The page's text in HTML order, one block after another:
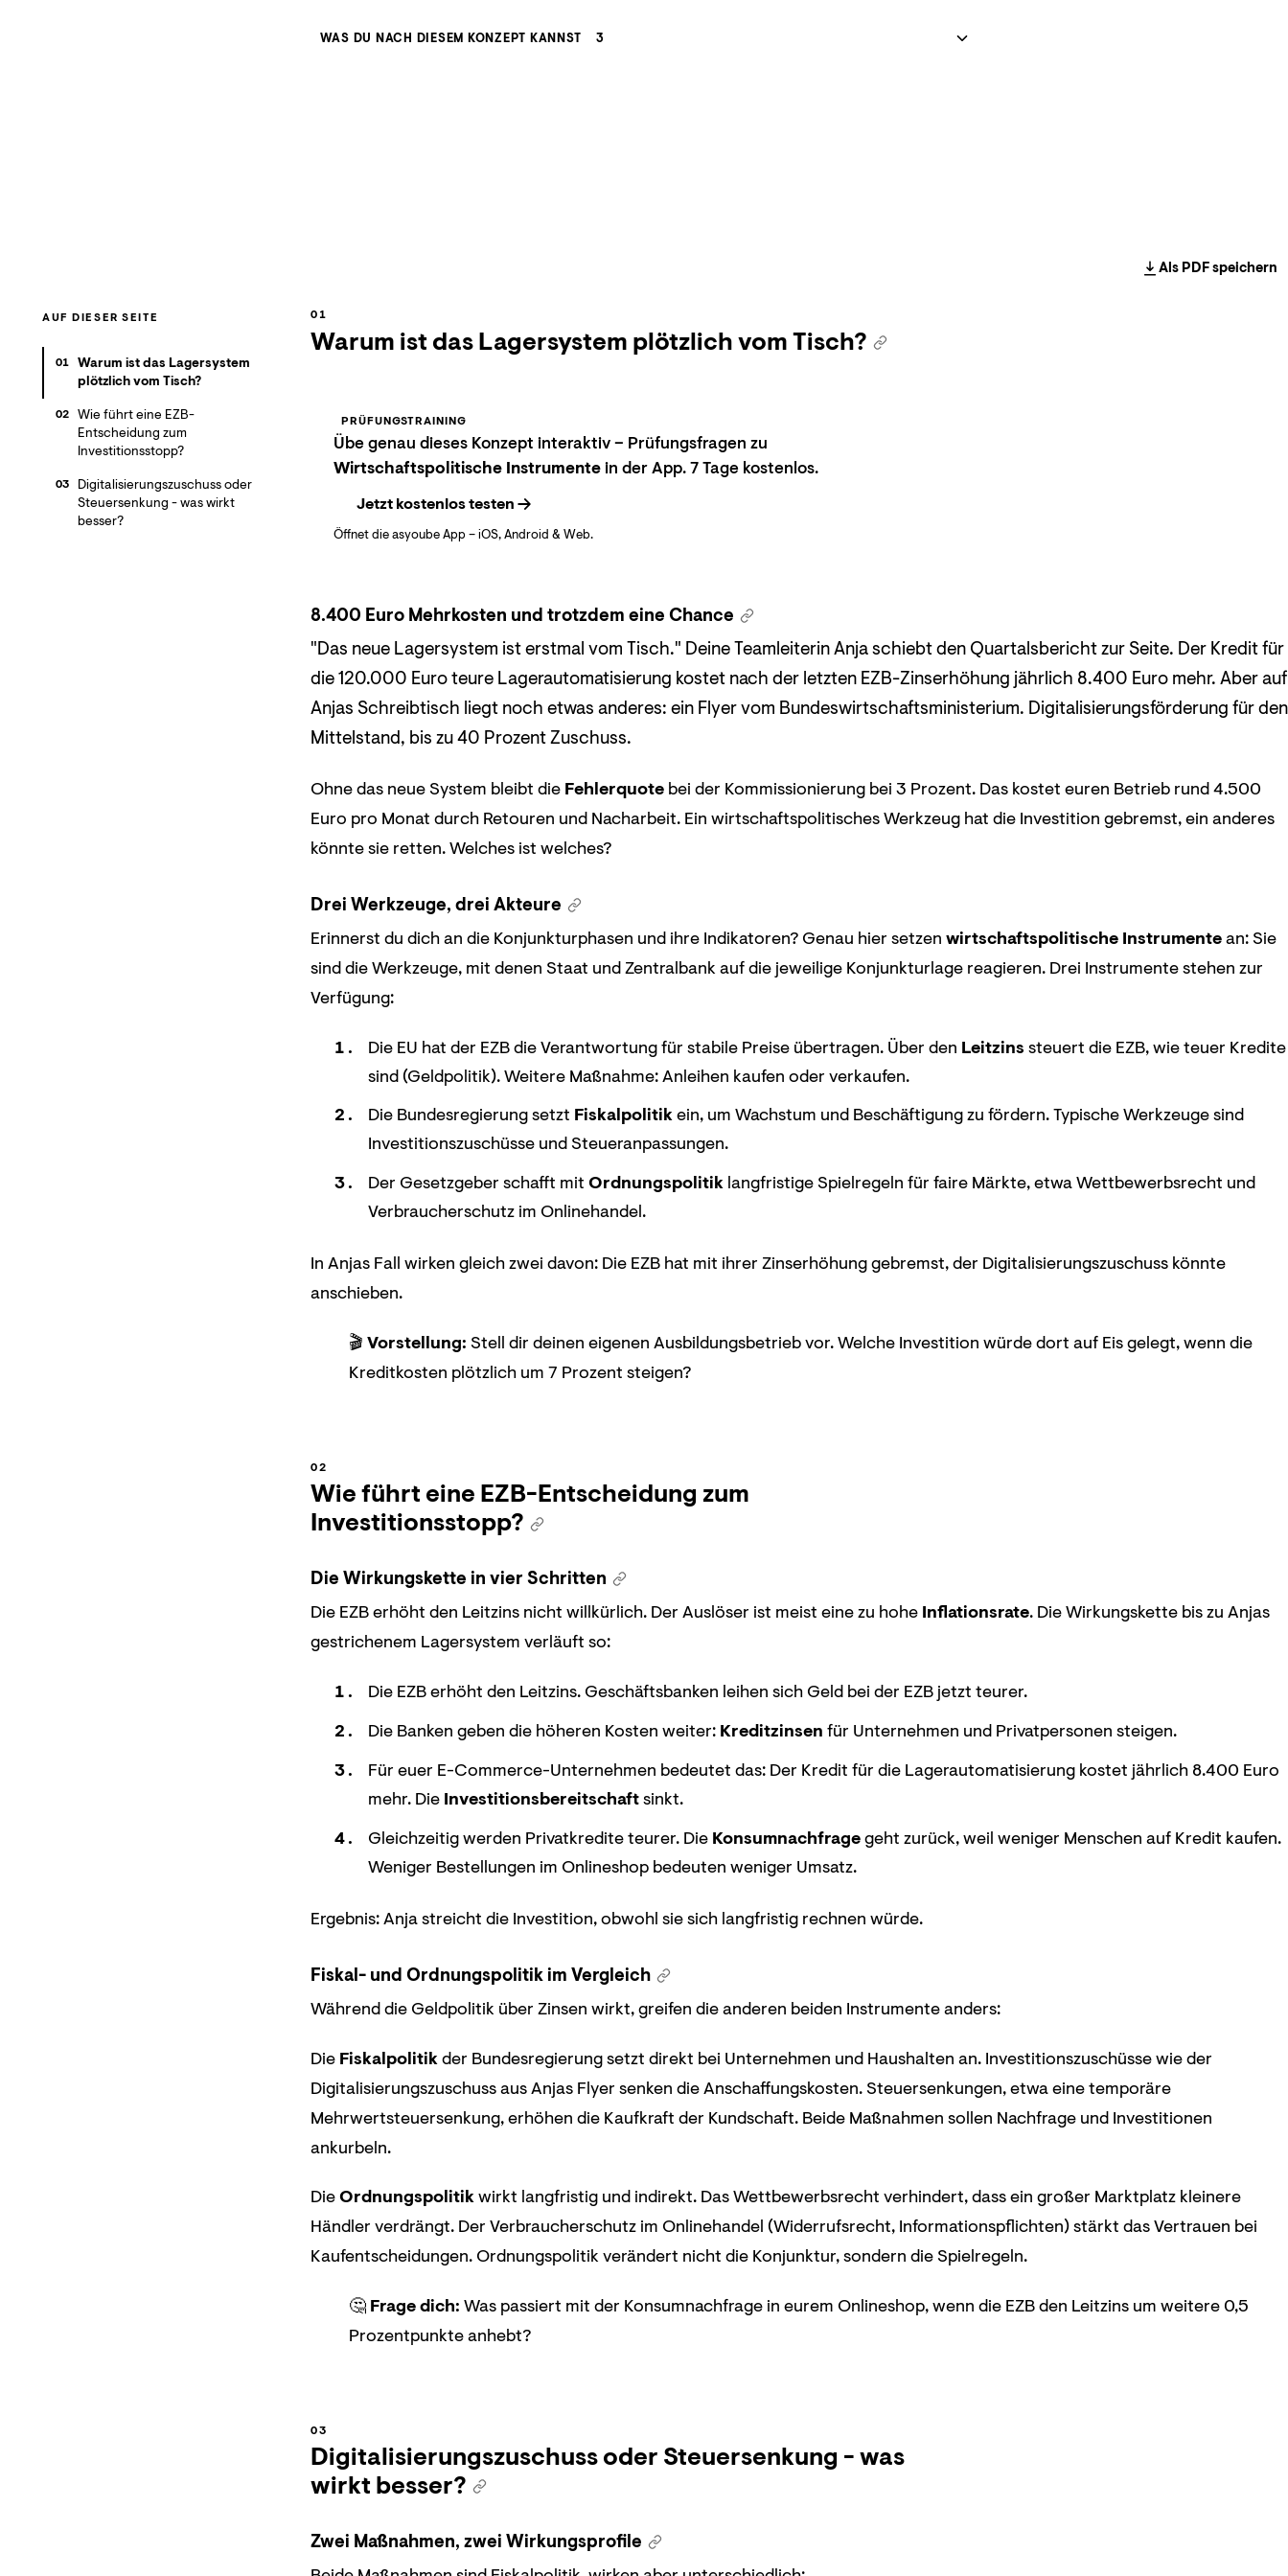
WAS DU NACH DIESEM KONZEPT KANNST 3
Als PDF speichern
Warum ist das Lagersystem plötzlich vom Tisch?
PRÜFUNGSTRAINING
Übe genau dieses Konzept interaktiv – Prüfungsfragen zu
Wirtschaftspolitische Instrumentein der App. 7 Tage kostenlos.
Jetzt kostenlos testen
Öffnet die asyoube App – iOS, Android & Web.
8.400 Euro Mehrkosten und trotzdem eine Chance
"Das neue Lagersystem ist erstmal vom Tisch." Deine Teamleiterin Anja schiebt den Quartalsbericht zur Seite. Der Kredit für
die 120.000 Euro teure Lagerautomatisierung kostet nach der letzten EZB-Zinserhöhung jährlich 8.400 Euro mehr. Aber auf
Anjas Schreibtisch liegt noch etwas anderes: ein Flyer vom Bundeswirtschaftsministerium. Digitalisierungsförderung für den
Mittelstand, bis zu 40 Prozent Zuschuss.
Ohne das neue System bleibt die Fehlerquote bei der Kommissionierung bei 3 Prozent. Das kostet euren Betrieb rund 4.500
Euro pro Monat durch Retouren und Nacharbeit. Ein wirtschaftspolitisches Werkzeug hat die Investition gebremst, ein anderes
könnte sie retten. Welches ist welches?
Drei Werkzeuge, drei Akteure
Erinnerst du dich an die Konjunkturphasen und ihre Indikatoren? Genau hier setzen wirtschaftspolitische Instrumentean: Sie
sind die Werkzeuge, mit denen Staat und Zentralbank auf die jeweilige Konjunkturlage reagieren. Drei Instrumente stehen zur
Verfügung:
Die EU hat der EZB die Verantwortung für stabile Preise übertragen. Über den Leitzins steuert die EZB, wie teuer Kredite
sind (Geldpolitik). Weitere Maßnahme: Anleihen kaufen oder verkaufen.
Die Bundesregierung setzt Fiskalpolitikein, um Wachstum und Beschäftigung zu fördern. Typische Werkzeuge sind
Investitionszuschüsse und Steueranpassungen.
Der Gesetzgeber schafft mitOrdnungspolitik langfristige Spielregeln für faire Märkte, etwa Wettbewerbsrecht und
Verbraucherschutz im Onlinehandel.
In Anjas Fall wirken gleich zwei davon: Die EZB hat mit ihrer Zinserhöhung gebremst, der Digitalisierungszuschuss könnte
anschieben.
🎬 Vorstellung: Stell dir deinen eigenen Ausbildungsbetrieb vor. Welche Investition würde dort auf Eis gelegt, wenn die
Kreditkosten plötzlich um 7 Prozent steigen?
Wie führt eine EZB-Entscheidung zum
Investitionsstopp?
Die Wirkungskette in vier Schritten
Die EZB erhöht den Leitzins nicht willkürlich. Der Auslöser ist meist eine zu hohe Inflationsrate. Die Wirkungskette bis zu Anjas
gestrichenem Lagersystem verläuft so:
Die EZB erhöht den Leitzins. Geschäftsbanken leihen sich Geld bei der EZB jetzt teurer.
Die Banken geben die höheren Kosten weiter: Kreditzinsen für Unternehmen und Privatpersonen steigen.
Für euer E-Commerce-Unternehmen bedeutet das: Der Kredit für die Lagerautomatisierung kostet jährlich 8.400 Euro
mehr. Die Investitionsbereitschaftsinkt.
Gleichzeitig werden Privatkredite teurer. Die Konsumnachfragegeht zurück, weil weniger Menschen auf Kredit kaufen.
Weniger Bestellungen im Onlineshop bedeuten weniger Umsatz.
Ergebnis: Anja streicht die Investition, obwohl sie sich langfristig rechnen würde.
Fiskal- und Ordnungspolitik im Vergleich
Während die Geldpolitik über Zinsen wirkt, greifen die anderen beiden Instrumente anders:
Die Fiskalpolitikder Bundesregierung setzt direkt bei Unternehmen und Haushalten an. Investitionszuschüsse wie der
Digitalisierungszuschuss aus Anjas Flyer senken die Anschaffungskosten. Steuersenkungen, etwa eine temporäre
Mehrwertsteuersenkung, erhöhen die Kaufkraft der Kundschaft. Beide Maßnahmen sollen Nachfrage und Investitionen
ankurbeln.
DieOrdnungspolitikwirkt langfristig und indirekt. Das Wettbewerbsrecht verhindert, dass ein großer Marktplatz kleinere
Händler verdrängt. Der Verbraucherschutz im Onlinehandel (Widerrufsrecht, Informationspflichten) stärkt das Vertrauen bei
Kaufentscheidungen. Ordnungspolitik verändert nicht die Konjunktur, sondern die Spielregeln.
🤔 Frage dich: Was passiert mit der Konsumnachfrage in eurem Onlineshop, wenn die EZB den Leitzins um weitere 0,5
Prozentpunkte anhebt?
Digitalisierungszuschuss oder Steuersenkung - was
wirkt besser?
Zwei Maßnahmen, zwei Wirkungsprofile
AUF DIESER SEITE
01 Warum ist das Lagersystem
plötzlich vom Tisch?
02 Wie führt eine EZB-
Entscheidung zum
Investitionsstopp?
03
Digitalisierungszuschuss oder
Steuersenkung - was wirkt
besser?